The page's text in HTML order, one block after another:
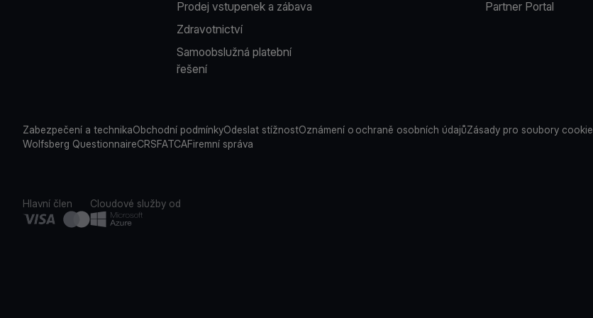
Prodej vstupenek a zábava
Zdravotnictví
Samoobslužná platební
řešení
Partner Portal
Zabezpečení a technikaObchodní podmínkyOdeslat stížnostOznámení o ochraně osobních údajůZásady pro soubory cookie
Wolfsberg QuestionnaireCRSFATCAFiremní správa
Hlavní člen Cloudové služby od